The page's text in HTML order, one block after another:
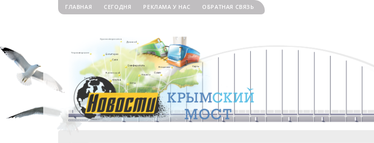
ГЛАВНАЯ СЕГОДНЯ РЕКЛАМА У НАС ОБРАТНАЯ СВЯЗЬ